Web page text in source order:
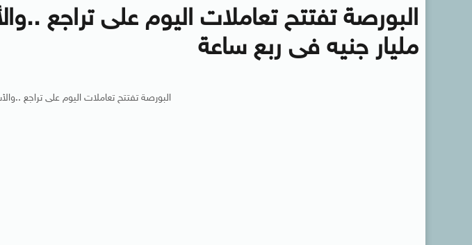
مليار جنيه فى ربع ساعة